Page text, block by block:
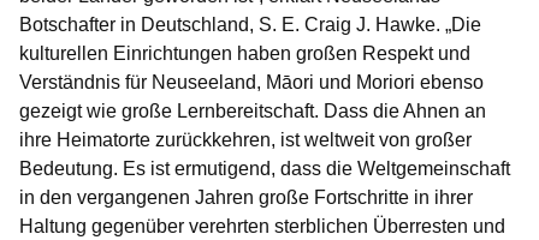
Botschafter in Deutschland, S. E. Craig J. Hawke. „Die
kulturellen Einrichtungen haben großen Respekt und
Verständnis für Neuseeland, Māori und Moriori ebenso
gezeigt wie große Lernbereitschaft. Dass die Ahnen an
ihre Heimatorte zurückkehren, ist weltweit von großer
Bedeutung. Es ist ermutigend, dass die Weltgemeinschaft
in den vergangenen Jahren große Fortschritte in ihrer
Haltung gegenüber verehrten sterblichen Überresten und